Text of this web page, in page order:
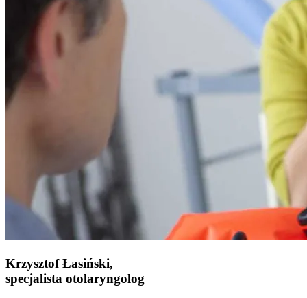
Krzysztof Łasiński,
specjalista otolaryngolog